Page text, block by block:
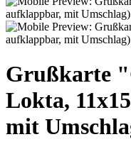
Grußkarte
Lokta,
mit